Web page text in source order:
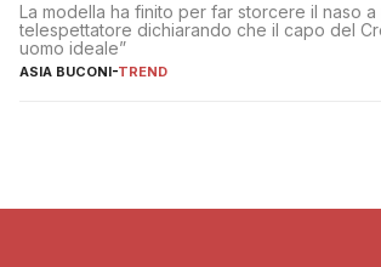
La modella ha finito per far storcere il naso
telespettatore dichiarando che il capo del
uomo ideale”
ASIA BUCONI-TREND